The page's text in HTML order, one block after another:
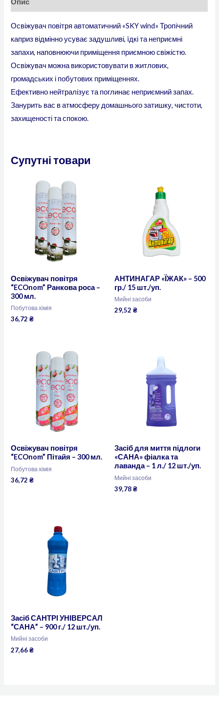
Опис
Освіжувач повітря автоматичний «SKY wind» Тропічний
каприз відмінно усуває задушливі, їдкі та неприємні
запахи, наповнюючи приміщення приємною свіжістю.
Освіжувач можна використовувати в житлових,
громадських і побутових приміщеннях.
Ефективно нейтралізує та поглинає неприємний запах.
Занурить вас в атмосферу домашнього затишку, чистоти,
захищеності та спокою.
Супутні товари
Освіжувач повітря
“ECOnom” Ранкова роса –
300 мл.
Побутова хімія
36,72₴
АНТИНАГАР «ЇЖАК» – 500
гр./ 15 шт./уп.
Мийні засоби
29,52 ₴
Освіжувач повітря
“ECOnom” Пітайя – 300 мл.
Побутова хімія
36,72₴
Засіб для миття підлоги
«САНА» фіалка та
лаванда – 1 л./ 12 шт./уп.
Мийні засоби
39,78₴
Засіб САНТРІ УНІВЕРСАЛ
“САНА” – 900 г./ 12 шт./уп.
Мийні засоби
27,66₴